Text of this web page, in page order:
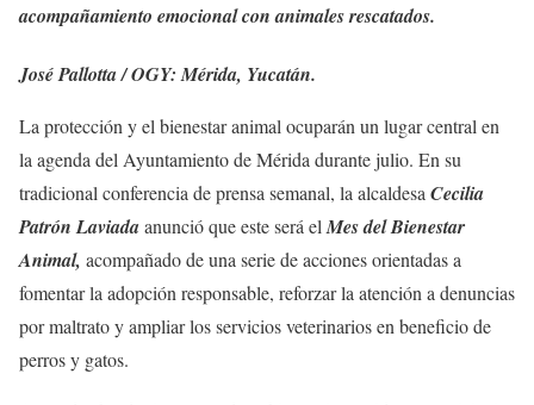
acompañamiento emocional con animales rescatados.
José Pallotta / OGY: Mérida, Yucatán.
La protección y el bienestar animal ocuparán un lugar central en
la agenda del Ayuntamiento de Mérida durante julio. En su
tradicional conferencia de prensa semanal, la alcaldesa Cecilia
Patrón Laviadaanunció que este será el Mes del Bienestar
Animal, acompañado de una serie de acciones orientadas a
fomentar la adopción responsable, reforzar la atención a denuncias
por maltrato y ampliar los servicios veterinarios en beneficio de
perros y gatos.